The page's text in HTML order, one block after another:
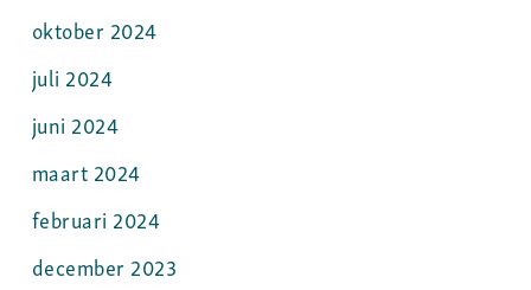
oktober 2024
juli 2024
juni 2024
maart 2024
februari 2024
december 2023